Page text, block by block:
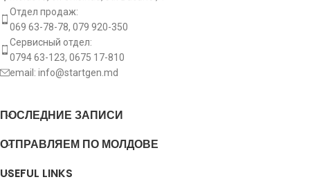
1216 4.3, 12.. 1217 4.3, 12.. 1217 6.0, 12.. 1218
4.2, 12.. 1218 4.3, 12.. 1222 4.8, 12.. 1223 6.4, 12..
1224 6.0, 12.. 1224 6.4, 12.. 1225 6.4, 12.. 1226
6.4, 12.. 1228 6.4, 12.. 1229 6.4, 13.. (LK/LN2)
[OM366.966], 13.. 1314 6.0, 13.. 1317 4.2, 13..
1324 6.0, 13.. 1324 6.4, 13.. 1325 6.4, 13.. 1326
1514 6.0, 15.. 1517 4.2, 15.. 1517 4.3, 15.. 1517
Отдел продаж:
069 63-78-78, 079 920-350
Сервисный отдел:
0794 63-123, 0675 17-810
email: info@startgen.md
ПОСЛЕДНИЕ ЗАПИСИ
ОТПРАВЛЯЕМ ПО МОЛДОВЕ
USEFUL LINKS